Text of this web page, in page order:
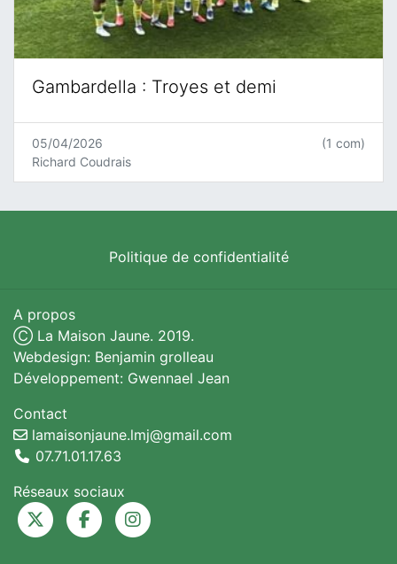
Gambardella : Troyes et demi
05/04/2026
Richard Coudrais
(1 com)
Politique de confidentialité
A propos
Ⓒ La Maison Jaune. 2019.
Webdesign: Benjamin grolleau
Développement: Gwennael Jean
Contact
lamaisonjaune.lmj@gmail.com
07.71.01.17.63
Réseaux sociaux